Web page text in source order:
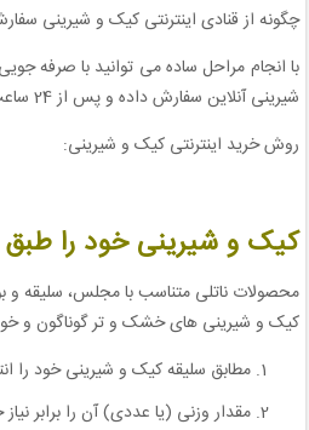
چگونه از قنادی اینترنتی کیک و شیرینی
با انجام مراحل ساده می توانید با صرفه
شیرینی آنلاین سفارش داده و پس از 24 ساعت تحویل بگیرید.
روش خرید اینترنتی کیک و شیرینی:
کیک و شیرینی خود را طبق
کیک و شیرینی های خشک و تر گوناگون و
مطابق سلیقه کیک و شیرینی خود را
مقدار وزنی (یا عددی) آن را برابر